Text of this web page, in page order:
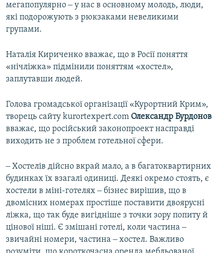
мегапопулярно ‒ у нас в основному молодь, люди,
які подорожують з рюкзаками невеликими
групами.
Наталія Кириченко вважає, що в Росії поняття
«нічліжка» підмінили поняттям «хостел»,
заплутавши людей.
Голова громадської організації «Курортний Крим»,
творець сайту kurortexpert.com Олександр Бурдонов
вважає, що російський законопроект насправді
виходить не з проблем готельної сфери.
‒ Хостелів дійсно вкрай мало, а в багатоквартирних
будинках їх взагалі одиниці. Деякі окремо стоять, є
хостели в міні-готелях ‒ бізнес вирішив, що в
двомісних номерах простіше поставити двоярусні
ліжка, що так буде вигідніше з точки зору попиту й
цінової ніші. Є змішані готелі, коли частина ‒
звичайні номери, частина ‒ хостел. Важливо